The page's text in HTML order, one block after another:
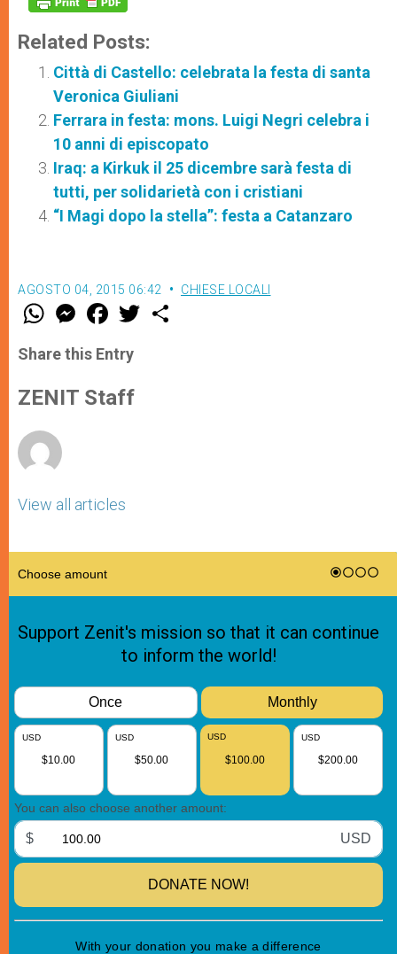
Related Posts:
Città di Castello: celebrata la festa di santa
Veronica Giuliani
Ferrara in festa: mons. Luigi Negri celebra i
10 anni di episcopato
Iraq: a Kirkuk il 25 dicembre sarà festa di
tutti, per solidarietà con i cristiani
“I Magi dopo la stella”: festa a Catanzaro
AGOSTO 04, 2015 06:42 CHIESE LOCALI
W
t
s
p
p
M
e
s
e
g
e
F
a
e
b
o
k
w
Share this Entry
ZENIT Staff
View all articles